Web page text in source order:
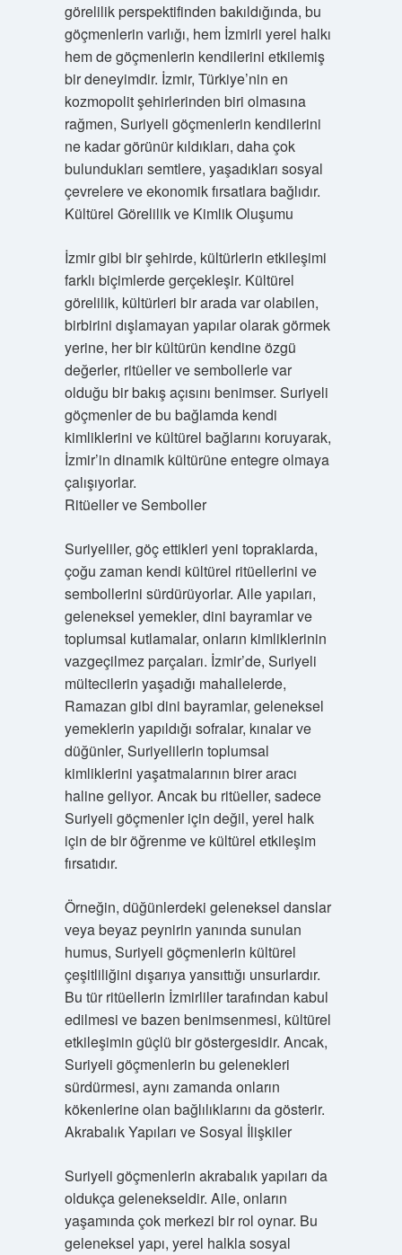
görelilik perspektifinden bakıldığında, bu
göçmenlerin varlığı, hem İzmirli yerel halkı
hem de göçmenlerin kendilerini etkilemiş
bir deneyimdir. İzmir, Türkiye’nin en
kozmopolit şehirlerinden biri olmasına
rağmen, Suriyeli göçmenlerin kendilerini
ne kadar görünür kıldıkları, daha çok
bulundukları semtlere, yaşadıkları sosyal
çevrelere ve ekonomik fırsatlara bağlıdır.
Kültürel Görelilik ve Kimlik Oluşumu
İzmir gibi bir şehirde, kültürlerin etkileşimi
farklı biçimlerde gerçekleşir. Kültürel
görelilik, kültürleri bir arada var olabilen,
birbirini dışlamayan yapılar olarak görmek
yerine, her bir kültürün kendine özgü
değerler, ritüeller ve sembollerle var
olduğu bir bakış açısını benimser. Suriyeli
göçmenler de bu bağlamda kendi
kimliklerini ve kültürel bağlarını koruyarak,
İzmir’in dinamik kültürüne entegre olmaya
çalışıyorlar.
Ritüeller ve Semboller
Suriyeliler, göç ettikleri yeni topraklarda,
çoğu zaman kendi kültürel ritüellerini ve
sembollerini sürdürüyorlar. Aile yapıları,
geleneksel yemekler, dini bayramlar ve
toplumsal kutlamalar, onların kimliklerinin
vazgeçilmez parçaları. İzmir’de, Suriyeli
mültecilerin yaşadığı mahallelerde,
Ramazan gibi dini bayramlar, geleneksel
yemeklerin yapıldığı sofralar, kınalar ve
düğünler, Suriyelilerin toplumsal
kimliklerini yaşatmalarının birer aracı
haline geliyor. Ancak bu ritüeller, sadece
Suriyeli göçmenler için değil, yerel halk
için de bir öğrenme ve kültürel etkileşim
fırsatıdır.
Örneğin, düğünlerdeki geleneksel danslar
veya beyaz peynirin yanında sunulan
humus, Suriyeli göçmenlerin kültürel
çeşitliliğini dışarıya yansıttığı unsurlardır.
Bu tür ritüellerin İzmirliler tarafından kabul
edilmesi ve bazen benimsenmesi, kültürel
etkileşimin güçlü bir göstergesidir. Ancak,
Suriyeli göçmenlerin bu gelenekleri
sürdürmesi, aynı zamanda onların
kökenlerine olan bağlılıklarını da gösterir.
Akrabalık Yapıları ve Sosyal İlişkiler
Suriyeli göçmenlerin akrabalık yapıları da
oldukça gelenekseldir. Aile, onların
yaşamında çok merkezi bir rol oynar. Bu
geleneksel yapı, yerel halkla sosyal